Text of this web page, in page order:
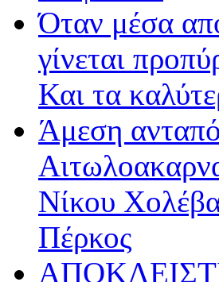
Όταν μέσα
γίνεται
Και τα
Άμεση
Νίκου
Πέρκος